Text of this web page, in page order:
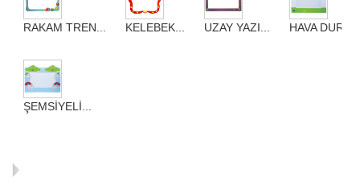
RAKAM TREN... KELEBEK... UZAY YAZI... HAVA
ŞEMSİYELİ...